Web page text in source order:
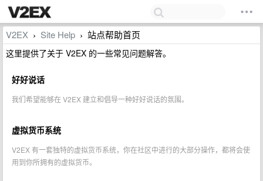
V2EX › Site Help › 站点帮助首页
这里提供了关于 V2EX 的一些常见问题解答。
好好说话
我们希望能够在 V2EX 建立和倡导一种好好说话的氛围。
虚拟货币系统
V2EX 有一套独特的虚拟货币系统，你在社区中进行的大部分操作，都将会使
用到你所拥有的虚拟货币。